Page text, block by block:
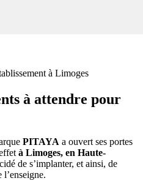
à attendre pour
PITAYA a ouvert ses portes
à Limoges, en Haute-
de s’implanter, et ainsi, de